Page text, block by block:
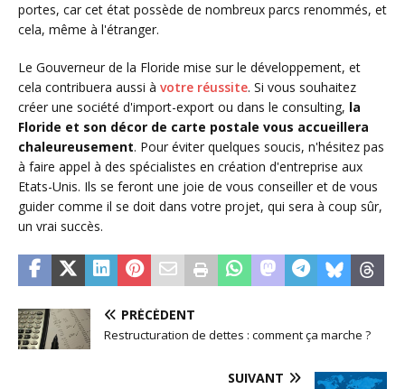
portes, car cet état possède de nombreux parcs renommés, et
cela, même à l'étranger.
Le Gouverneur de la Floride mise sur le développement, et
cela contribuera aussi à votre réussite. Si vous souhaitez
créer une société d'import-export ou dans le consulting, la
Floride et son décor de carte postale vous accueillera
chaleureusement. Pour éviter quelques soucis, n'hésitez pas
à faire appel à des spécialistes en création d'entreprise aux
Etats-Unis. Ils se feront une joie de vous conseiller et de vous
guider comme il se doit dans votre projet, qui sera à coup sûr,
un vrai succès.
PRÉCÉDENT
Restructuration de dettes : comment ça marche ?
SUIVANT